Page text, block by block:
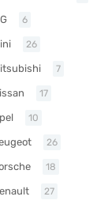
6
26
7
17
10
26
18
27